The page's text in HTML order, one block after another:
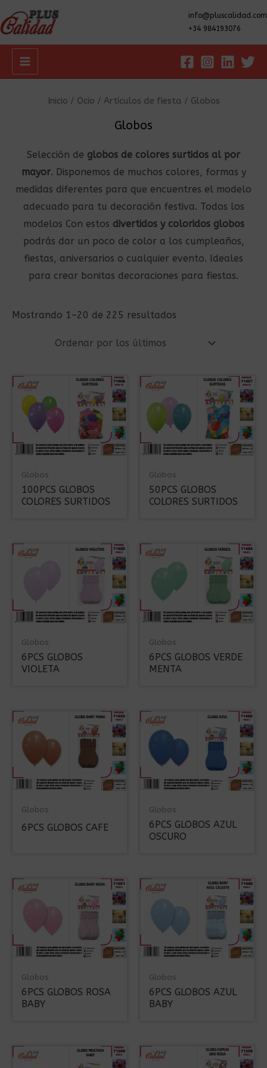
info@pluscalidad.com
+34 984193076
Main
MenuInicio / Ocio / Artículos de fiesta / Globos
Globos
Selección de globos de colores surtidos al por
mayor. Disponemos de muchos colores, formas y
medidas diferentes para que encuentres el modelo
adecuado para tu decoración festiva. Todos los
modelos Con estos divertidos y coloridos globos
podrás dar un poco de color a los cumpleaños,
fiestas, aniversarios o cualquier evento. Ideales
para crear bonitas decoraciones para fiestas.
Mostrando 1–20 de 225 resultados
últimos
Globos
100PCS GLOBOS
COLORES SURTIDOS
Globos
50PCS GLOBOS
COLORES SURTIDOS
Globos
6PCS GLOBOS
VIOLETA
Globos
6PCS GLOBOS VERDE
MENTA
Globos
6PCS GLOBOS CAFE
Globos
6PCS GLOBOS AZUL
OSCURO
Globos
6PCS GLOBOS ROSA
BABY
Globos
6PCS GLOBOS AZUL
BABY